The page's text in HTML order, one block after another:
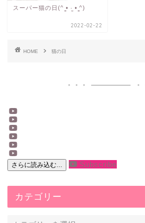
スーパー猫の日(^ ̳• ·̫ • ̳^)
2022-02-22
HOME 猫の日
さらに読み込む... Subscribe
カテゴリー